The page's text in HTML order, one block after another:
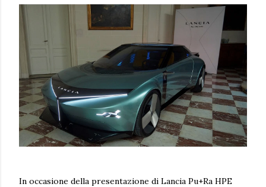
In occasione della presentazione di Lancia Pu+Ra HPE